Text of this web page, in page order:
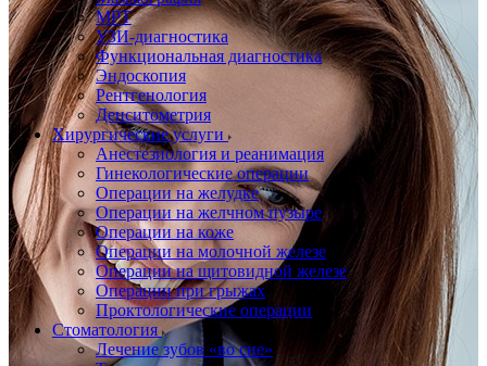
МРТ
УЗИ-диагностика
Функциональная диагностика
Эндоскопия
Рентгенология
Денситометрия
Хирургические услуги
Анестезиология и реанимация
Гинекологические операции
Операции на желудке
Операции на желчном пузыре
Операции на коже
Операции на молочной железе
Операции на щитовидной железе
Операции при грыжах
Проктологические операции
Стоматология
Лечение зубов «во сне»